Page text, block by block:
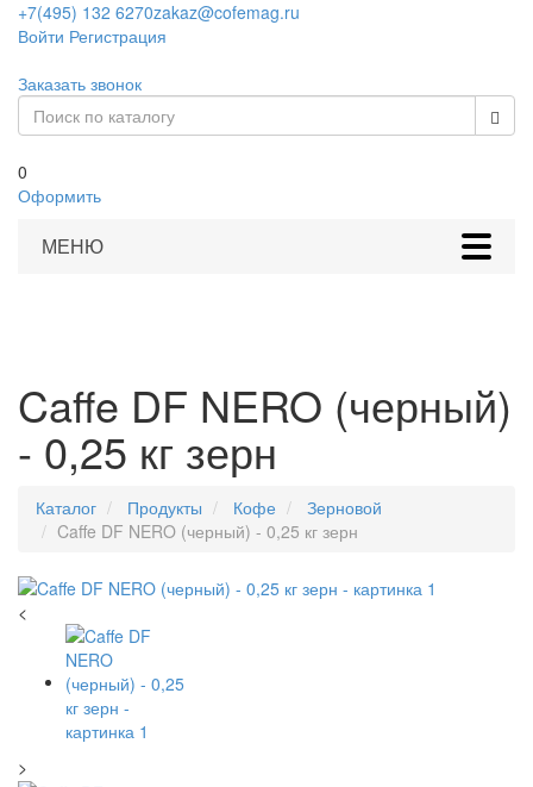
+7(495) 132 6270zakaz@cofemag.ru
Войти Регистрация
Заказать звонок
0
Оформить
МЕНЮ
Caffe DF NERO (черный)
- 0,25 кг зерн
Каталог Продукты Кофе
Зерновой
Caffe DF NERO (черный) - 0,25 кг зерн
<
>